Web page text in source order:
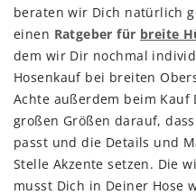
beraten wir Dich natürlich
einen Ratgeber für breite
dem wir Dir nochmal
Hosenkauf bei breiten
Achte außerdem beim Kauf
großen Größen darauf,
passt und die Details und
Stelle Akzente setzen. Die
musst Dich in Deiner Hose